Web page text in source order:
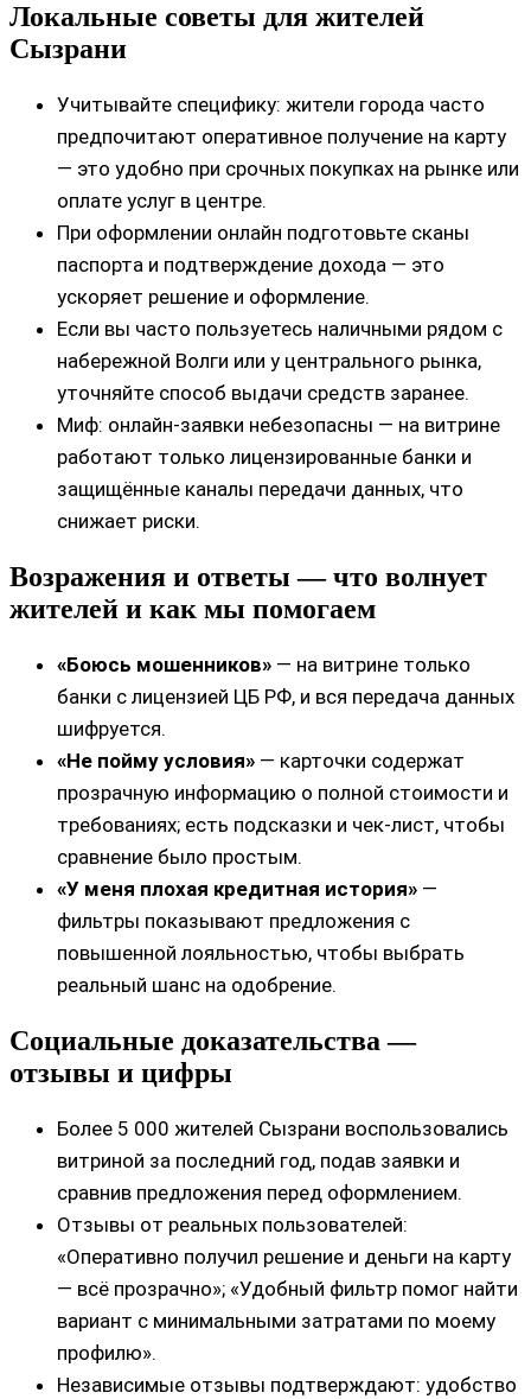
Локальные советы для жителей
Сызрани
Учитывайте специфику: жители города часто
предпочитают оперативное получение на карту
— это удобно при срочных покупках на рынке или
оплате услуг в центре.
При оформлении онлайн подготовьте сканы
паспорта и подтверждение дохода — это
ускоряет решение и оформление.
Если вы часто пользуетесь наличными рядом с
набережной Волги или у центрального рынка,
уточняйте способ выдачи средств заранее.
Миф: онлайн‑заявки небезопасны — на витрине
работают только лицензированные банки и
защищённые каналы передачи данных, что
снижает риски.
Возражения и ответы — что волнует
жителей и как мы помогаем
«Боюсь мошенников» — на витрине только
банки с лицензией ЦБ РФ, и вся передача данных
шифруется.
«Не пойму условия» — карточки содержат
прозрачную информацию о полной стоимости и
требованиях; есть подсказки и чек‑лист, чтобы
сравнение было простым.
«У меня плохая кредитная история» —
фильтры показывают предложения с
повышенной лояльностью, чтобы выбрать
реальный шанс на одобрение.
Социальные доказательства —
отзывы и цифры
Более 5 000 жителей Сызрани воспользовались
витриной за последний год, подав заявки и
сравнив предложения перед оформлением.
Отзывы от реальных пользователей:
«Оперативно получил решение и деньги на карту
— всё прозрачно»; «Удобный фильтр помог найти
вариант с минимальными затратами по моему
профилю».
Независимые отзывы подтверждают: удобство